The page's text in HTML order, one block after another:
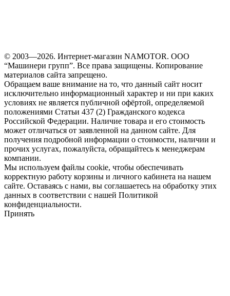
© 2003—2026. Интернет-магазин NAMOTOR. ООО
“Машинери групп”. Все права защищены. Копирование
материалов сайта запрещено.
Обращаем ваше внимание на то, что данный сайт носит
исключительно информационный характер и ни при каких
условиях не является публичной офёртой, определяемой
положениями Статьи 437 (2) Гражданского кодекса
Российской Федерации. Наличие товара и его стоимость
может отличаться от заявленной на данном сайте. Для
получения подробной информации о стоимости, наличии и
прочих услугах, пожалуйста, обращайтесь к менеджерам
компании.
Мы используем файлы cookie, чтобы обеспечивать
корректную работу корзины и личного кабинета на нашем
сайте. Оставаясь с нами, вы соглашаетесь на обработку этих
данных в соответствии с нашей Политикой
конфиденциальности.
Принять